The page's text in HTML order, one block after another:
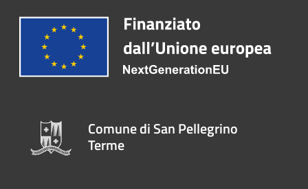
Comune di San Pellegrino
Terme